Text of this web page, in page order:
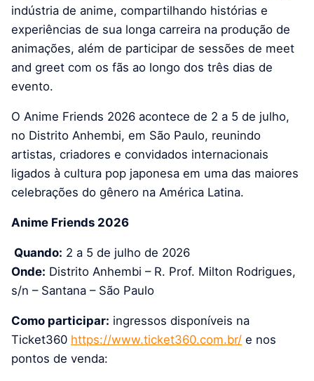
indústria de anime, compartilhando histórias e
experiências de sua longa carreira na produção de
animações, além de participar de sessões de meet
and greet com os fãs ao longo dos três dias de
evento.
O Anime Friends 2026 acontece de 2 a 5 de julho,
no Distrito Anhembi, em São Paulo, reunindo
artistas, criadores e convidados internacionais
ligados à cultura pop japonesa em uma das maiores
celebrações do gênero na América Latina.
Anime Friends 2026
Quando: 2 a 5 de julho de 2026
Onde: Distrito Anhembi – R. Prof. Milton Rodrigues,
s/n – Santana – São Paulo
Como participar: ingressos disponíveis na
Ticket360 https://www.ticket360.com.br/ e nos
pontos de venda: